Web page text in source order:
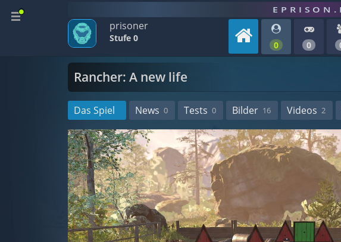
prisoner
Stufe 0
0 0
Rancher: A new life
Das Spiel News 0 Tests 0 Bilder 16 Videos 2